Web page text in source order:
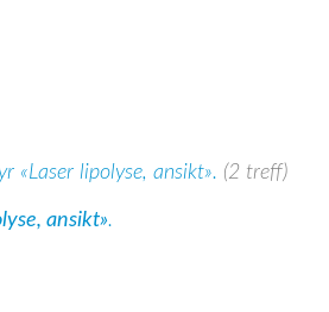
«Laser lipolyse, ansikt». (2 treff)
ansikt».